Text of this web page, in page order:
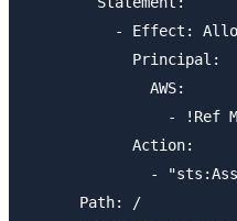
- Effect:
            Principal:
              AWS:
- !Ref
            Action:
-
      Path: /